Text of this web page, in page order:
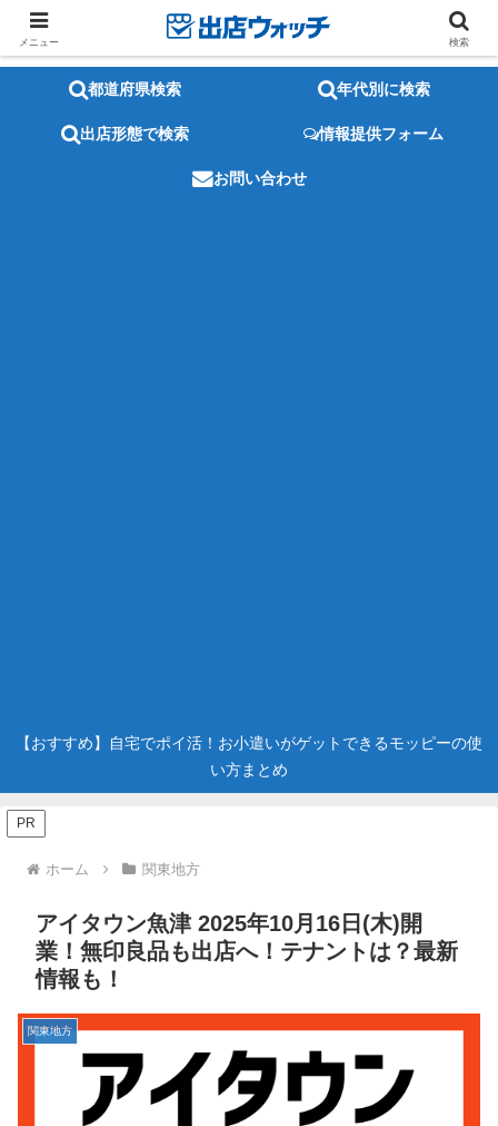
都道府県検索 年代別に検索
出店形態で検索 情報提供フォーム
お問い合わせ
【おすすめ】自宅でポイ活！お小遣いがゲットできるモッピーの使
い方まとめ
PR
ホーム 関東地方
アイタウン魚津 2025年10月16日(木)開
業！無印良品も出店へ！テナントは？最新
情報も！
関東地方
メニュー 検索